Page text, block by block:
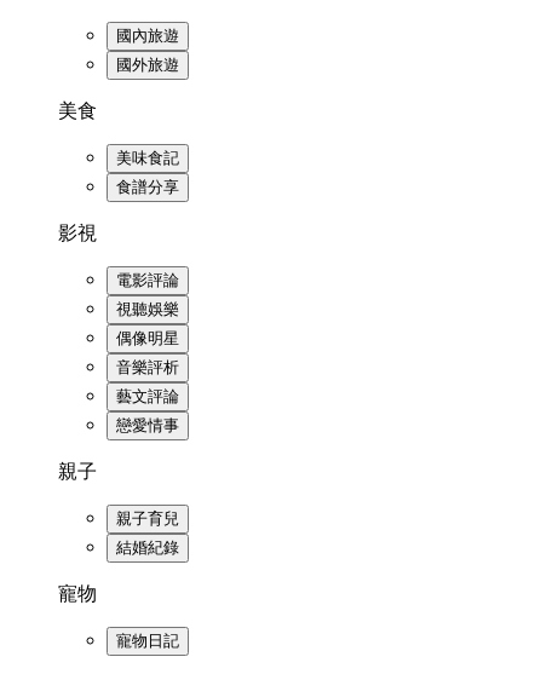
國內旅遊
國外旅遊
美食
美味食記
食譜分享
影視
電影評論
視聽娛樂
偶像明星
音樂評析
藝文評論
戀愛情事
親子
親子育兒
結婚紀錄
寵物
寵物日記